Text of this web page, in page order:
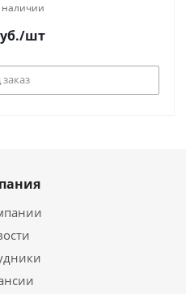
наличии
/шт